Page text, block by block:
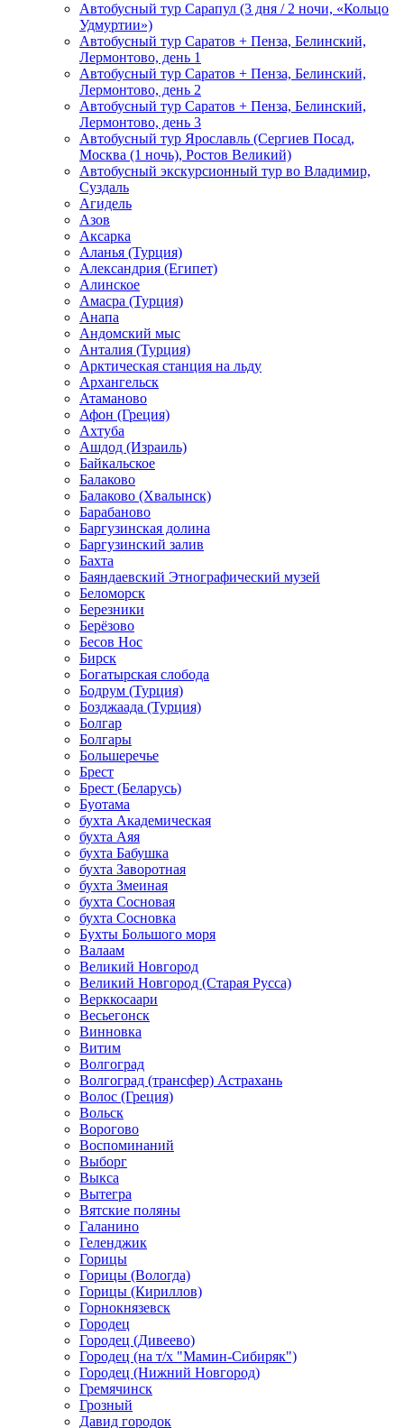
Автобусный тур Сарапул (3 дня / 2 ночи, «Кольцо
Удмуртии»)
Автобусный тур Саратов + Пенза, Белинский,
Лермонтово, день 1
Автобусный тур Саратов + Пенза, Белинский,
Лермонтово, день 2
Автобусный тур Саратов + Пенза, Белинский,
Лермонтово, день 3
Автобусный тур Ярославль (Сергиев Посад,
Москва (1 ночь), Ростов Великий)
Автобусный экскурсионный тур во Владимир,
Суздаль
Агидель
Азов
Аксарка
Аланья (Турция)
Александрия (Египет)
Алинское
Амасра (Турция)
Анапа
Андомский мыс
Анталия (Турция)
Арктическая станция на льду
Архангельск
Атаманово
Афон (Греция)
Ахтуба
Ашдод (Израиль)
Байкальское
Балаково
Балаково (Хвалынск)
Барабаново
Баргузинская долина
Баргузинский залив
Бахта
Баяндаевский Этнографический музей
Беломорск
Березники
Берёзово
Бесов Нос
Бирск
Богатырская слобода
Бодрум (Турция)
Бозджаада (Турция)
Болгар
Болгары
Большеречье
Брест
Брест (Беларусь)
Буотама
бухта Академическая
бухта Аяя
бухта Бабушка
бухта Заворотная
бухта Змеиная
бухта Сосновая
бухта Сосновка
Бухты Большого моря
Валаам
Великий Новгород
Великий Новгород (Старая Русса)
Верккосаари
Весьегонск
Винновка
Витим
Волгоград
Волгоград (трансфер) Астрахань
Волос (Греция)
Вольск
Ворогово
Воспоминаний
Выборг
Выкса
Вытегра
Вятские поляны
Галанино
Геленджик
Горицы
Горицы (Вологда)
Горицы (Кириллов)
Горнокнязевск
Городец
Городец (Дивеево)
Городец (на т/х "Мамин-Сибиряк")
Городец (Нижний Новгород)
Гремячинск
Грозный
Давид городок